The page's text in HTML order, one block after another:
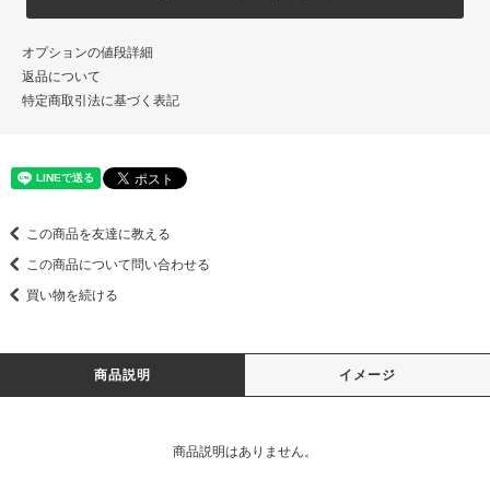
オプションの値段詳細
返品について
特定商取引法に基づく表記
この商品を友達に教える
この商品について問い合わせる
買い物を続ける
商品説明 イメージ
商品説明はありません。